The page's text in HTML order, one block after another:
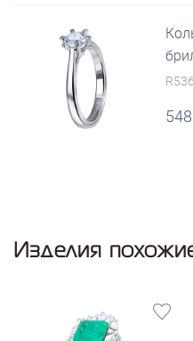
Изделия